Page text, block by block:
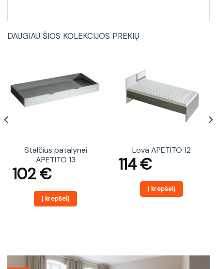
DAUGIAU ŠIOS KOLEKCIJOS PREKIŲ
Stalčius patalynei
APETITO 13
102€
Į krepšelį
Lova APETITO 12
114€
Į krepšelį